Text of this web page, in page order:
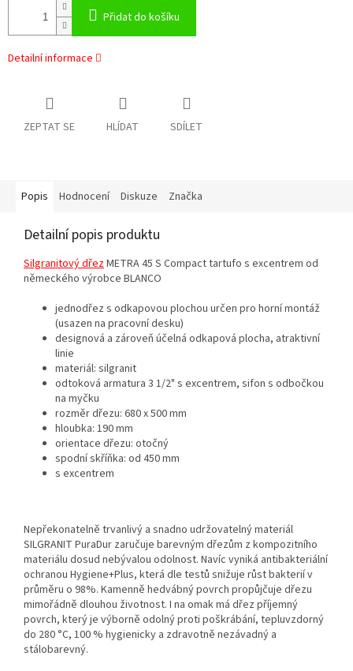
Přidat do košíku
Detailní informace
ZEPTAT SE HLÍDAT SDÍLET
Popis Hodnocení Diskuze Značka
Detailní popis produktu
Silgranitový dřezMETRA 45 S Compact tartufo s excentrem od
německého výrobce BLANCO
jednodřez s odkapovou plochou určen pro horní montáž
(usazen na pracovní desku)
designová a zároveň účelná odkapová plocha, atraktivní
linie
materiál: silgranit
odtoková armatura 3 1/2" s excentrem, sifon s odbočkou
na myčku
rozměr dřezu: 680 x 500 mm
hloubka: 190 mm
orientace dřezu: otočný
spodní skříňka: od 450 mm
s excentrem
Nepřekonatelně trvanlivý a snadno udržovatelný materiál
SILGRANIT PuraDur zaručuje barevným dřezům z kompozitního
materiálu dosud nebývalou odolnost. Navíc vyniká antibakteriální
ochranou Hygiene+Plus, která dle testů snižuje růst bakterií v
průměru o 98%. Kamenně hedvábný povrch propůjčuje dřezu
mimořádně dlouhou životnost. I na omak má dřez příjemný
povrch, který je výborně odolný proti poškrábání, tepluvzdorný
do 280 °C, 100 % hygienicky a zdravotně nezávadný a
stálobarevný.